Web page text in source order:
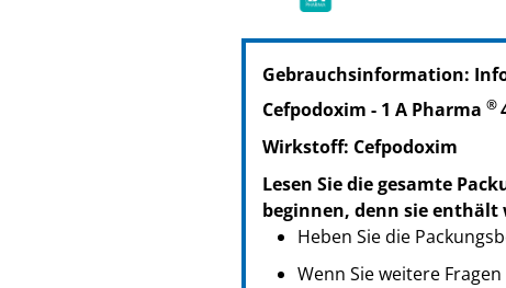
PZN: 02727858
PPN: 110272785862
NTIN: 04150027278589
PPN: 110300502110
NTIN: 04150030050219
PZN: 07385428
PPN: 110738542823
NTIN: 04150073854287
Gebrauchsinformation:
Cefpodoxim - 1 A Pharma ®
Wirkstoff: Cefpodoxim
Lesen Sie die gesamte
beginnen, denn sie
Heben Sie die
Wenn Sie weitere